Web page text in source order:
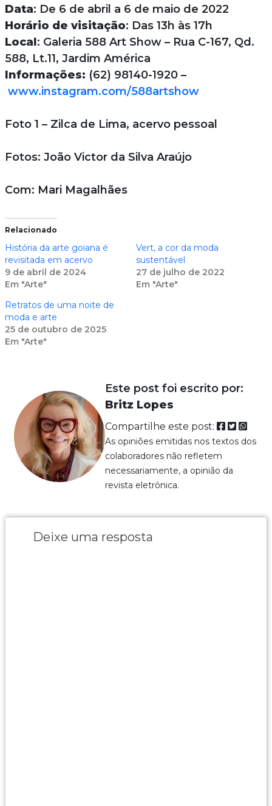
Data: De 6 de abril a 6 de maio de 2022
Horário de visitação: Das 13h às 17h
Local: Galeria 588 Art Show – Rua C-167, Qd.
588, Lt.11, Jardim América
Informações: (62) 98140-1920 –
www.instagram.com/588artshow
Foto 1 – Zilca de Lima, acervo pessoal
Fotos: João Victor da Silva Araújo
Com: Mari Magalhães
Relacionado
História da arte goiana é
revisitada em acervo
9 de abril de 2024
Em "Arte"
Vert, a cor da moda
sustentável
27 de julho de 2022
Em "Arte"
Retratos de uma noite de
moda e arte
25 de outubro de 2025
Em "Arte"
Este post foi escrito por:
Britz Lopes
Compartilhe este post:
As opiniões emitidas nos textos dos
colaboradores não refletem
necessariamente, a opinião da
revista eletrônica.
Deixe uma resposta